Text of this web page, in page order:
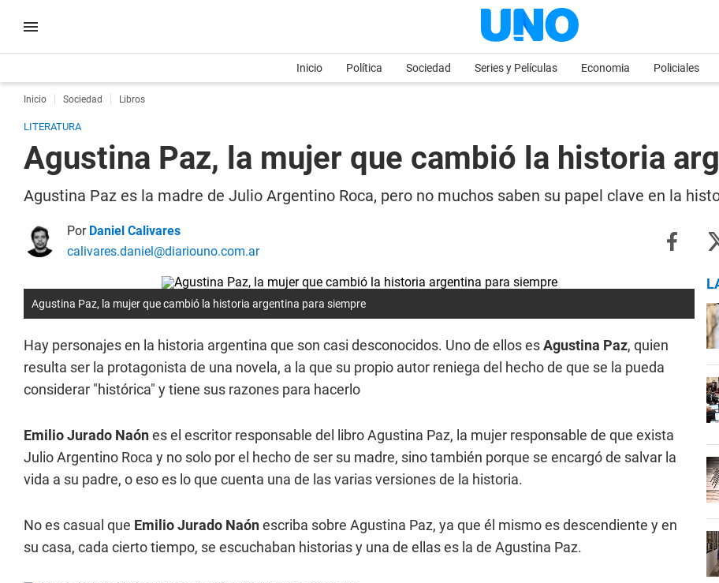
Inicio Política Sociedad Series y Películas Economia Policiales
Inicio Sociedad Libros
LITERATURA
Agustina Paz, la mujer que cambió la historia
Agustina Paz es la madre de Julio Argentino Roca, pero no muchos saben su papel clave en la
Por Daniel Calivares
calivares.daniel@diariouno.com.ar
Agustina Paz, la mujer que cambió la historia argentina para siempre
Hay personajes en la historia argentina que son casi desconocidos. Uno de ellos esAgustina Paz, quien
resulta ser la protagonista de una novela, a la que su propio autor reniega del hecho de que se la pueda
considerar "histórica" y tiene sus razones para hacerlo
Emilio Jurado Naónes el escritor responsable del libro Agustina Paz, la mujer responsable de que exista
Julio Argentino Roca y no solo por el hecho de ser su madre, sino también porque se encargó de salvar la
vida a su padre, o eso es lo que cuenta una de las varias versiones de la historia.
No es casual que Emilio Jurado Naónescriba sobre Agustina Paz, ya que él mismo es descendiente y en
su casa, cada cierto tiempo, se escuchaban historias y una de ellas es la de Agustina Paz.